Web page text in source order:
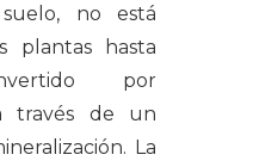
no está
plantas hasta
por
través de un
La